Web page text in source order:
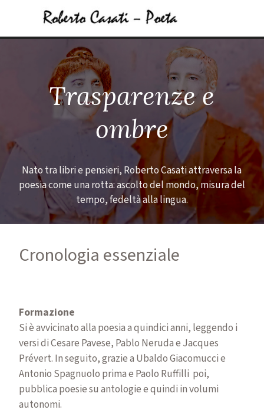
Salta menù
Trasparenze e
ombre
Nato tra libri e pensieri, Roberto Casati attraversa la
poesia come una rotta: ascolto del mondo, misura del
tempo, fedeltà alla lingua.
Cronologia essenziale
Formazione
Si è avvicinato alla poesia a quindici anni, leggendo i
versi di Cesare Pavese, Pablo Neruda e Jacques
Prévert. In seguito, grazie a Ubaldo Giacomucci e
Antonio Spagnuolo prima e Paolo Ruffilli poi,
pubblica poesie su antologie e quindi in volumi
autonomi.